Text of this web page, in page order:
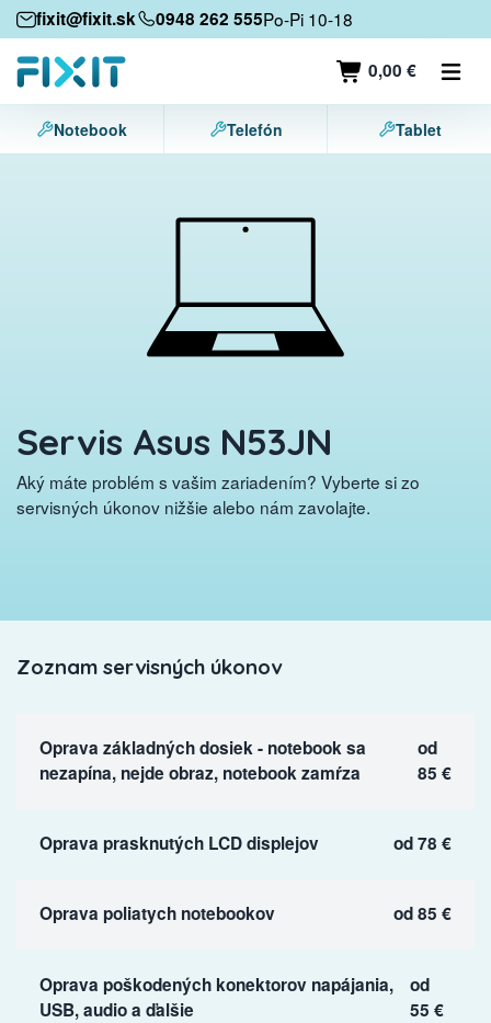
fixit@fixit.sk 0948 262 555Po-Pi 10-18
0,00 €
Mobilné zariadenia
Mobilné telefóny
Tablety
Notebook Telefón Tablet
Servis Asus N53JN
Aký máte problém s vašim zariadením? Vyberte si zo
servisných úkonov nižšie alebo nám zavolajte.
Zoznam servisných úkonov
Oprava základných dosiek - notebook sa
nezapína, nejde obraz, notebook zamŕza
od
85 €
Oprava prasknutých LCD displejov od 78 €
Oprava poliatych notebookov od 85 €
Oprava poškodených konektorov napájania,
USB, audio a ďalšie
od
55 €